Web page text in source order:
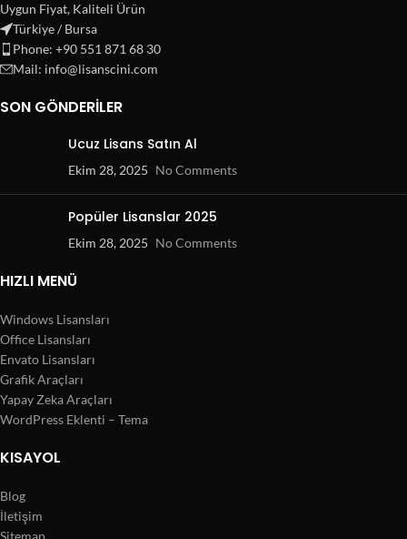
Uygun Fiyat, Kaliteli Ürün
Türkiye / Bursa
Phone: +90 551 871 68 30
Mail: info@lisanscini.com
SON GÖNDERILER
Ucuz Lisans Satın Al
Ekim 28, 2025 No Comments
Popüler Lisanslar 2025
Ekim 28, 2025 No Comments
HIZLI MENÜ
Windows Lisansları
Office Lisansları
Envato Lisansları
Grafik Araçları
Yapay Zeka Araçları
WordPress Eklenti – Tema
KISAYOL
Blog
İletişim
Sitemap